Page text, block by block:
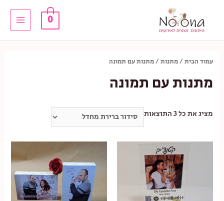
0
עמוד הבית /מתנות / מתנות עם תמונה
מתנות עם תמונה
מציג את כל 3 התוצאות